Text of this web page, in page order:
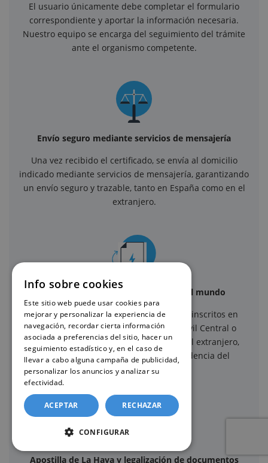
El usuario únicamente debe completar el formulario
correspondiente y aportar la información necesaria.
Nuestro equipo se encarga del seguimiento del trámite
ante el organismo competente.
Envío seguro mediante servicios de mensajería
Una vez recibido el certificado, se envía al domicilio
indicado mediante servicios de mensajería, garantizando
un envío seguro y trazable, tanto en España como en el
extranjero.
Solicitudes desde cualquier lugar del mundo
Gestionamos solicitudes de certificados inscritos en
Registros Civiles de España, Registro Civil Central o
Consulados y Embajadas españolas en el extranjero,
independientemente del país de residencia del
solicitante.
Apostilla de La Haya y legalización de documentos
Info sobre cookies
Este sitio web puede usar cookies para
mejorar y personalizar la experiencia de
navegación, recordar cierta información
asociada a preferencias del sitio, hacer un
seguimiento estadístico y, en el caso de
llevar a cabo alguna campaña de publicidad,
personalizar los anuncios y analizar su
efectividad.
ACEPTAR RECHAZAR
CONFIGURAR